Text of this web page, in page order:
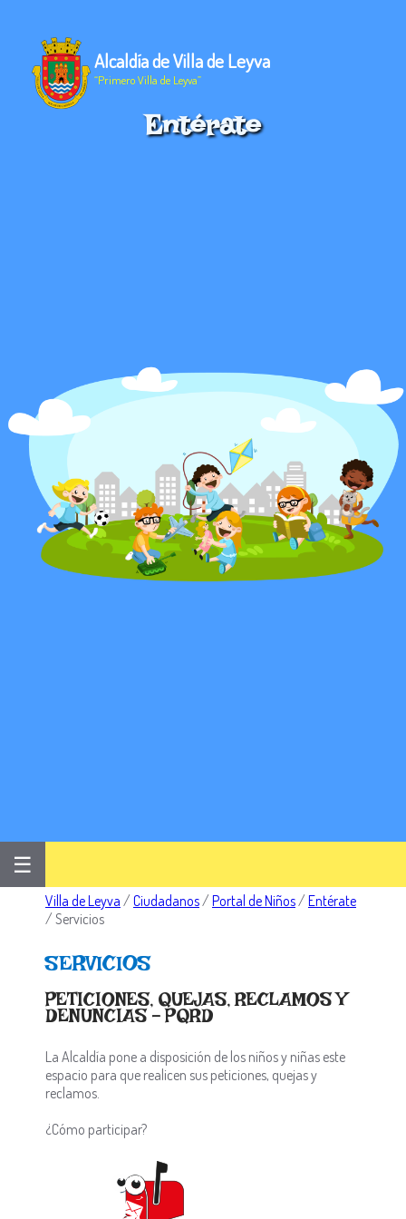
Alcaldía de Villa de Leyva
“Primero Villa de Leyva”
Entérate
☰
Villa de Leyva / Ciudadanos/ Portal de Niños/ Entérate
/ Servicios
SERVICIOS
​PETICIONES, QUEJAS, RECLAMOS Y
DENUNCIAS - PQRD
La Alcaldía pone a disposición de los niños y niñas este
espacio para que realicen sus peticiones, quejas y
reclamos.
¿Cómo participar?